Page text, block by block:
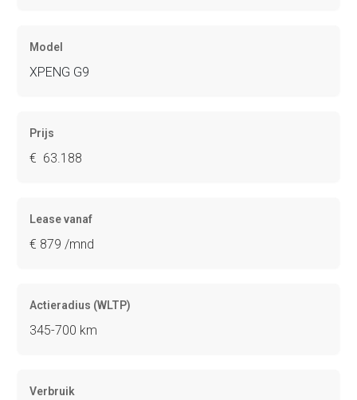
Model
XPENG G9
Prijs
€ 63.188
Lease vanaf
€ 879 /mnd
Actieradius (WLTP)
345-700 km
Verbruik